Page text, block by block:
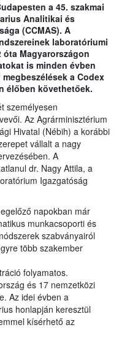
a 45. szakmai
Analitikai és
(CCMAS). A
laboratóriumi
Magyarországon
is minden évben
a Codex
élőben követhetőek.
személyesen
Az Agrárminisztérium
Hivatal (Nébih) a korábbi
vállalt a nagy
A
dr. Nagy Attila, a
Igazgatóság
napokban már
munkacsoporti és
szabványairól
több szakember
folyamatos.
és 17 nemzetközi
Az idei évben a
honlapján keresztül
kísérhető az